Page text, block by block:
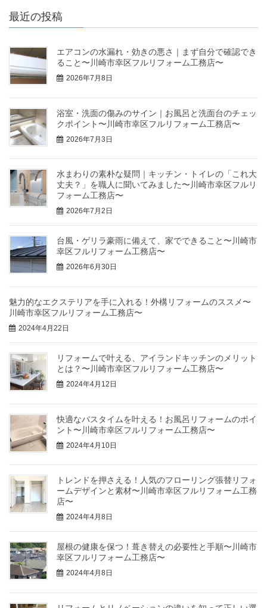
最近の投稿
エアコンの水漏れ・効きの悪さ｜まず自分で確認でき
ること〜川崎市幸区フルリフォーム工務店〜
2026年7月8日
浴室・洗面の傷みのサイン｜お風呂と洗面台のチェッ
クポイント〜川崎市幸区フルリフォーム工務店〜
2026年7月3日
水まわりの素朴な疑問｜キッチン・トイレの「これ大
丈夫？」を職人に聞いてみました〜川崎市幸区フルリ
フォーム工務店〜
2026年7月2日
台風・ゲリラ豪雨に備えて、家でできること〜川崎市
幸区フルリフォーム工務店〜
2026年6月30日
魅力的なエクステリアを手に入れる！外構リフォームのススメ〜
川崎市幸区フルリフォーム工務店〜
2024年4月22日
リフォームで叶える、アイランドキッチンのメリット
とは？〜川崎市幸区フルリフォーム工務店〜
2024年4月12日
快適なバスタイムを叶える！お風呂リフォームのポイ
ント〜川崎市幸区フルリフォーム工務店〜
2024年4月10日
トレンドを押さえる！人気のフローリング張替リフォ
ームデザインと素材〜川崎市幸区フルリフォーム工務
店〜
2024年4月8日
屋根の健康を保つ！葺き替えの必要性と手順〜川崎市
幸区フルリフォーム工務店〜
2024年4月8日